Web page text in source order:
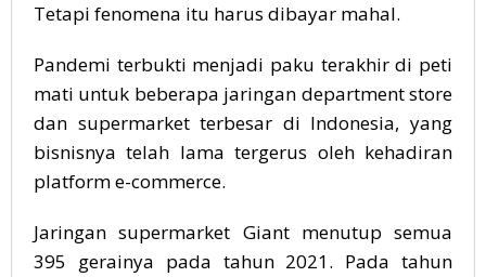
Tetapi fenomena itu harus dibayar mahal.
Pandemi terbukti menjadi paku terakhir di peti
mati untuk beberapa jaringan department store
dan supermarket terbesar di Indonesia, yang
bisnisnya telah lama tergerus oleh kehadiran
platform e-commerce.
Jaringan supermarket Giant menutup semua
395 gerainya pada tahun 2021. Pada tahun